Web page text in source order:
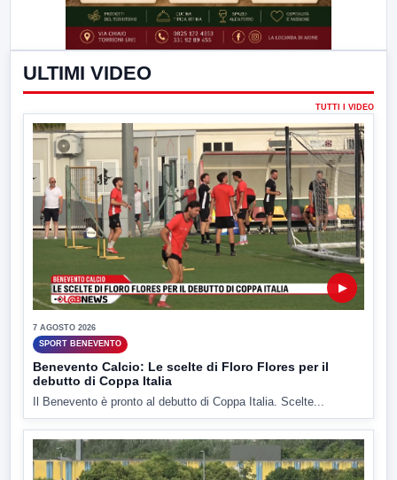
ULTIMI VIDEO
TUTTI I VIDEO
▶
7 AGOSTO 2026
SPORT BENEVENTO
Benevento Calcio: Le scelte di Floro Flores per il
debutto di Coppa Italia
Il Benevento è pronto al debutto di Coppa Italia. Scelte...